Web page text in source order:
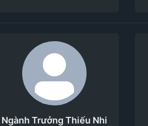
Ngành Trưởng Thiếu Nhi